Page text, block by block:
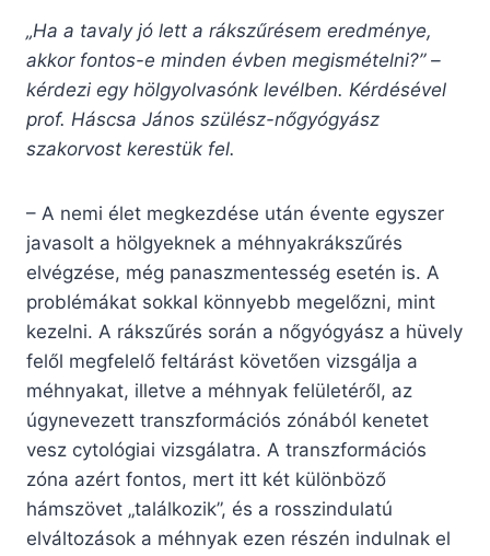
„Ha a tavaly jó lett a rákszűrésem eredménye,
akkor fontos-e minden évben megismételni?” –
kérdezi egy hölgyolvasónk levélben. Kérdésével
prof. Háscsa János szülész-nőgyógyász
szakorvost kerestük fel.
– A nemi élet megkezdése után évente egyszer
javasolt a hölgyeknek a méhnyakrákszűrés
elvégzése, még panaszmentesség esetén is. A
problémákat sokkal könnyebb megelőzni, mint
kezelni. A rákszűrés során a nőgyógyász a hüvely
felől megfelelő feltárást követően vizsgálja a
méhnyakat, illetve a méhnyak felületéről, az
úgynevezett transzformációs zónából kenetet
vesz cytológiai vizsgálatra. A transzformációs
zóna azért fontos, mert itt két különböző
hámszövet „találkozik”, és a rosszindulatú
elváltozások a méhnyak ezen részén indulnak el